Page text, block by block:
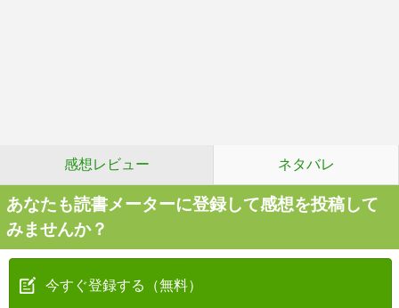
感想レビュー ネタバレ
あなたも読書メーターに登録して感想を投稿して
みませんか？
今すぐ登録する（無料）